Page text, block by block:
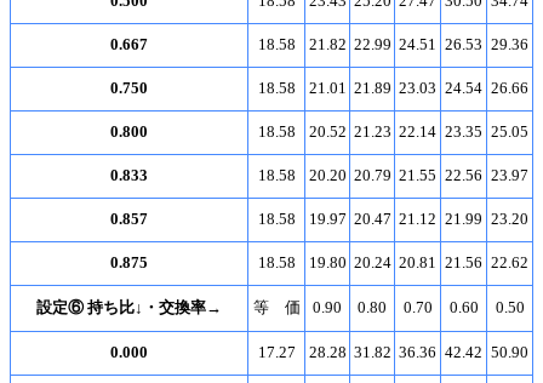
0.667 18.58 21.82 22.99 24.51 26.53 29.36
0.750 18.58 21.01 21.89 23.03 24.54 26.66
0.800 18.58 20.52 21.23 22.14 23.35 25.05
0.833 18.58 20.20 20.79 21.55 22.56 23.97
0.857 18.58 19.97 20.47 21.12 21.99 23.20
0.875 18.58 19.80 20.24 20.81 21.56 22.62
設定⑥ 持ち比↓・交換率→ 等 価 0.90 0.80 0.70 0.60 0.50
0.000 17.27 28.28 31.82 36.36 42.42 50.90